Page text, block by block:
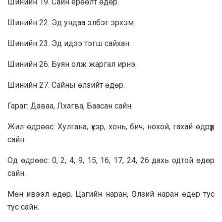
Шинийн 22. Эд ундаа элбэг эрхэм.
Шинийн 23. Эд идээ тэгш сайхан.
Шинийн 26. Буян олж жаргал ирнэ.
Шинийн 27. Сайны өлзийт өдөр.
Гараг: Даваа, Лхагва, Баасан сайн.
Жил өдрөөс: Хулгана, үхэр, хонь, бич, нохой, гахай өдрүүд
сайн.
Од өдрөөс: 0, 2, 4, 9, 15, 16, 17, 24, 26 дахь одтой өдөр
сайн.
Мөн ивээл өдөр. Цагийн наран, Өлзий наран өдөр тус
тус сайн.